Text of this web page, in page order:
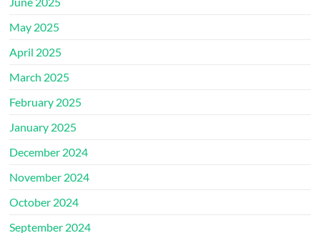
May 2025
April 2025
March 2025
February 2025
January 2025
December 2024
November 2024
October 2024
September 2024